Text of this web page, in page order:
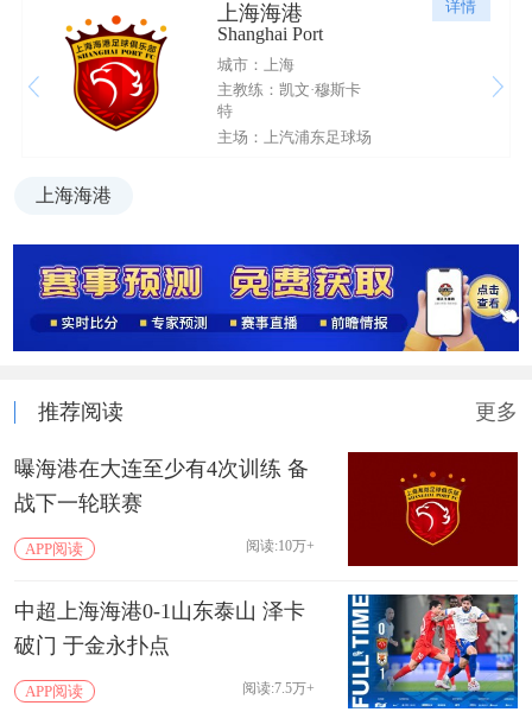
详情
上海海港
Shanghai Port
城市：上海
主教练：凯文·穆斯卡
特
主场：上汽浦东足球场
上海海港
推荐阅读 更多
曝海港在大连至少有4次训练 备
战下一轮联赛
APP阅读 阅读:10万+
中超上海海港0-1山东泰山 泽卡
破门 于金永扑点
APP阅读 阅读:7.5万+